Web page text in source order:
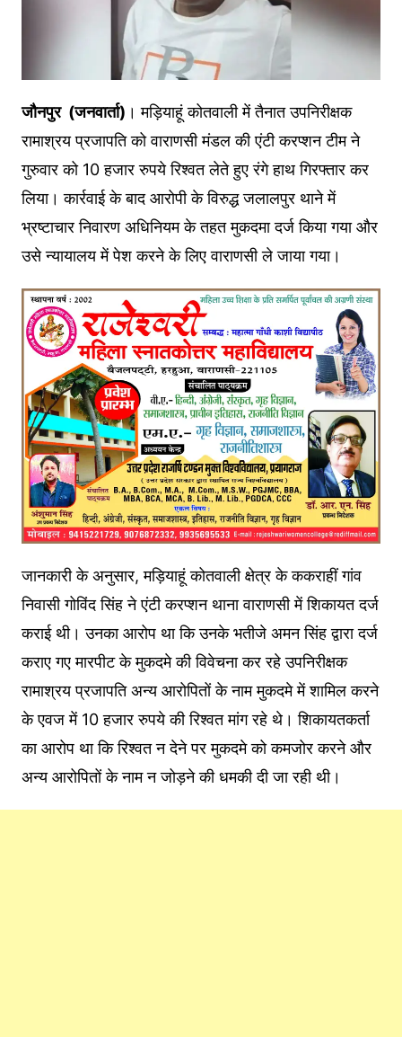
जौनपुर (जनवार्ता) । मड़ियाहूं कोतवाली में तैनात उपनिरीक्षक
रामाश्रय प्रजापति को वाराणसी मंडल की एंटी करप्शन टीम ने
गुरुवार को 10 हजार रुपये रिश्वत लेते हुए रंगे हाथ गिरफ्तार कर
लिया। कार्रवाई के बाद आरोपी के विरुद्ध जलालपुर थाने में
भ्रष्टाचार निवारण अधिनियम के तहत मुकदमा दर्ज किया गया और
उसे न्यायालय में पेश करने के लिए वाराणसी ले जाया गया।
जानकारी के अनुसार, मड़ियाहूं कोतवाली क्षेत्र के ककराहीं गांव
निवासी गोविंद सिंह ने एंटी करप्शन थाना वाराणसी में शिकायत दर्ज
कराई थी। उनका आरोप था कि उनके भतीजे अमन सिंह द्वारा दर्ज
कराए गए मारपीट के मुकदमे की विवेचना कर रहे उपनिरीक्षक
रामाश्रय प्रजापति अन्य आरोपितों के नाम मुकदमे में शामिल करने
के एवज में 10 हजार रुपये की रिश्वत मांग रहे थे। शिकायतकर्ता
का आरोप था कि रिश्वत न देने पर मुकदमे को कमजोर करने और
अन्य आरोपितों के नाम न जोड़ने की धमकी दी जा रही थी।